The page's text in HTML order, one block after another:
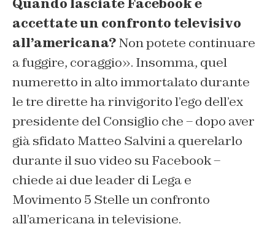
Quando lasciate Facebook e
accettate un confronto televisivo
all’americana?Non potete continuare
a fuggire, coraggio». Insomma, quel
numeretto in alto immortalato durante
le tre dirette ha rinvigorito l’ego dell’ex
presidente del Consiglio che – dopo aver
già sfidato Matteo Salvini a querelarlo
durante il suo video su Facebook –
chiede ai due leader di Lega e
Movimento 5 Stelle un confronto
all’americana in televisione.